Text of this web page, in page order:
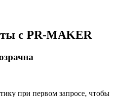
с PR-MAKER
при первом запросе, чтобы